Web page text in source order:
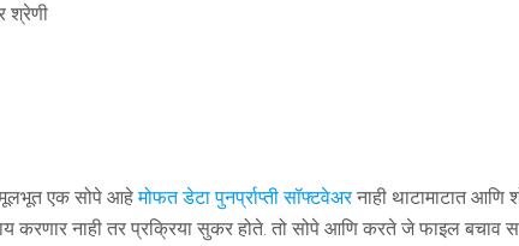
श्रेणी
मूलभूत एक सोपे आहेमोफत डेटा पुनर्प्राप्ती सॉफ्टवेअरनाही थाटामाटात आणि
करणार नाही तर प्रक्रिया सुकर होते. तो सोपे आणि करते जे फाइल